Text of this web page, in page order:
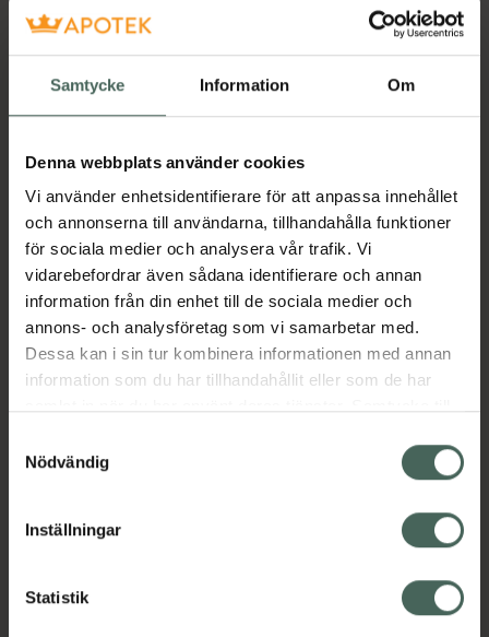
Samtycke Information Om
Denna webbplats använder cookies
Vi använder enhetsidentifierare för att anpassa innehållet
och annonserna till användarna, tillhandahålla funktioner
för sociala medier och analysera vår trafik. Vi
vidarebefordrar även sådana identifierare och annan
information från din enhet till de sociala medier och
annons- och analysföretag som vi samarbetar med.
Dessa kan i sin tur kombinera informationen med annan
information som du har tillhandahållit eller som de har
återkalla ditt samtycke via webbplatsens
cookieinställningar. Ett återkallat samtycke påverkar inte
lagligheten av behandling som skett innan återkallelsen.
Nödvändig
Inställningar
Statistik
Beskrivning Dölj
Receptfritt läkemedel. Läs alltid
apotekstillverkat läkemedel (extempore) i
form av ögondroppar. Den verksamma
substansen metylcellulosa verkar smörjande
och fuktighetsbevarande och används för att
lindra torra, irriterade eller ansträngda ögon.
Dropparna bildar en skyddande film på ögats
yta och kan användas vid tillfälliga besvär
med torrhet, till exempel vid torr inomhusluft,
långvarigt bildskärmsarbete eller annan
Ögon och öron